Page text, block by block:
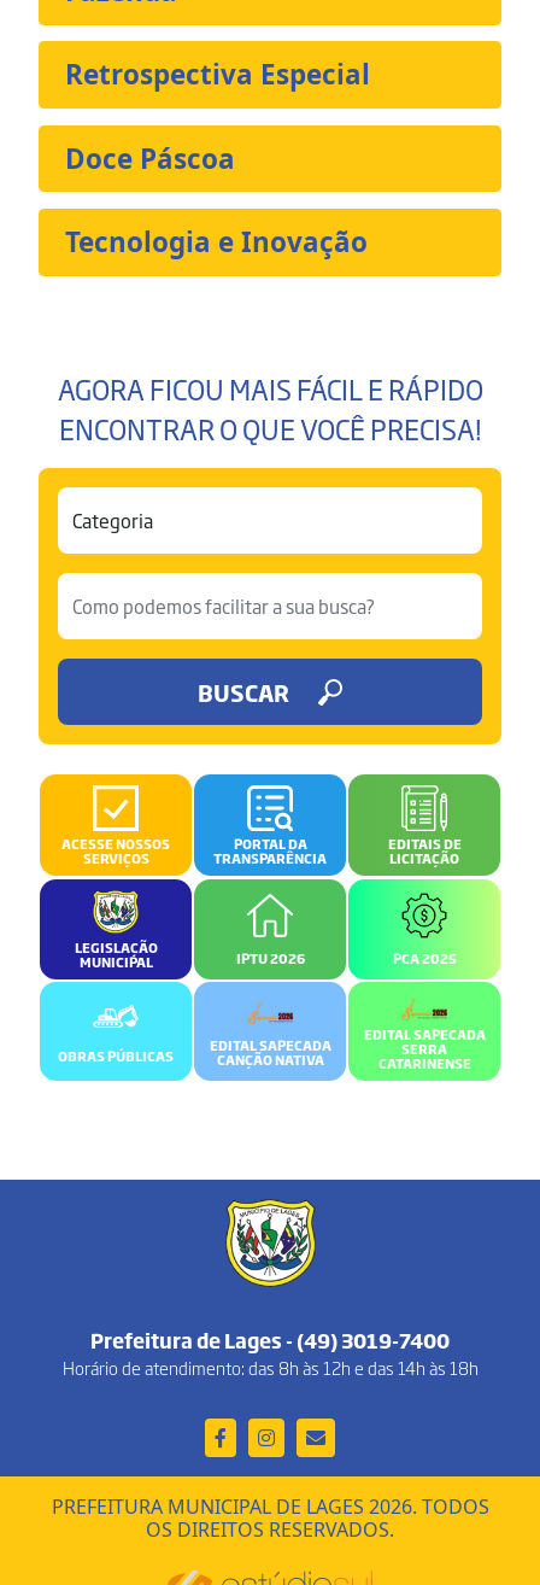
Retrospectiva Especial
Doce Páscoa
Tecnologia e Inovação
AGORA FICOU MAIS FÁCIL E RÁPIDO
ENCONTRAR O QUE VOCÊ PRECISA!
BUSCAR
ACESSE NOSSOS
SERVIÇOS
PORTAL DA
TRANSPARÊNCIA
EDITAIS DE
LICITAÇÃO
LEGISLAÇÃO
MUNICIPAL IPTU 2026 PCA 2025
OBRAS PÚBLICAS
EDITAL SAPECADA
CANÇÃO NATIVA
EDITAL SAPECADA
SERRA
CATARINENSE
Prefeitura de Lages - (49) 3019-7400
Horário de atendimento: das 8h às 12h e das 14h às 18h
PREFEITURA MUNICIPAL DE LAGES 2026. TODOS
OS DIREITOS RESERVADOS.